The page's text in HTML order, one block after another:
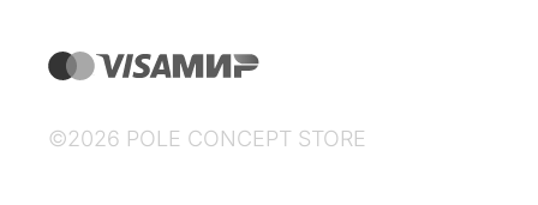
©2026 POLE CONCEPT STORE